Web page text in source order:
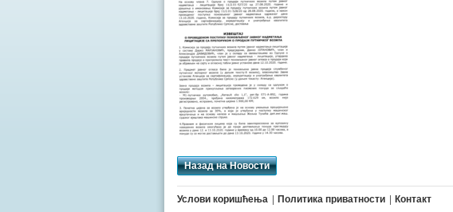
Назад на Новости
Услови коришћења Политика приватности Контакт